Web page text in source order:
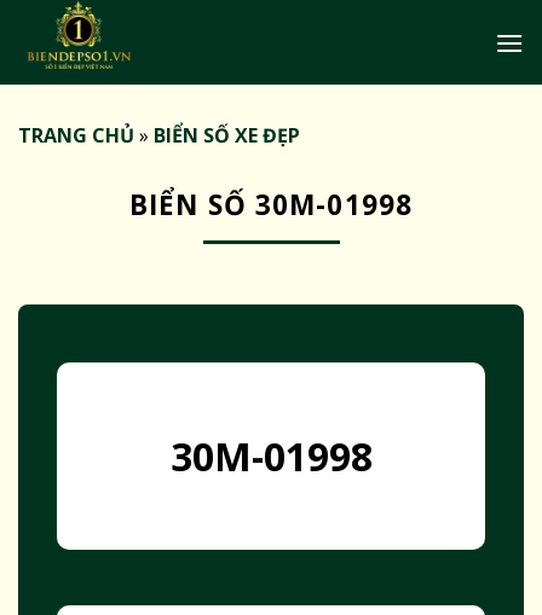
TRANG CHỦ » BIỂN SỐ XE ĐẸP
BIỂN SỐ 30M-01998
30M-01998